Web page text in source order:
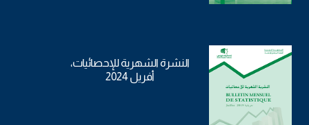
النشرة الشهرية للإحصائيات،
أفريل 2024